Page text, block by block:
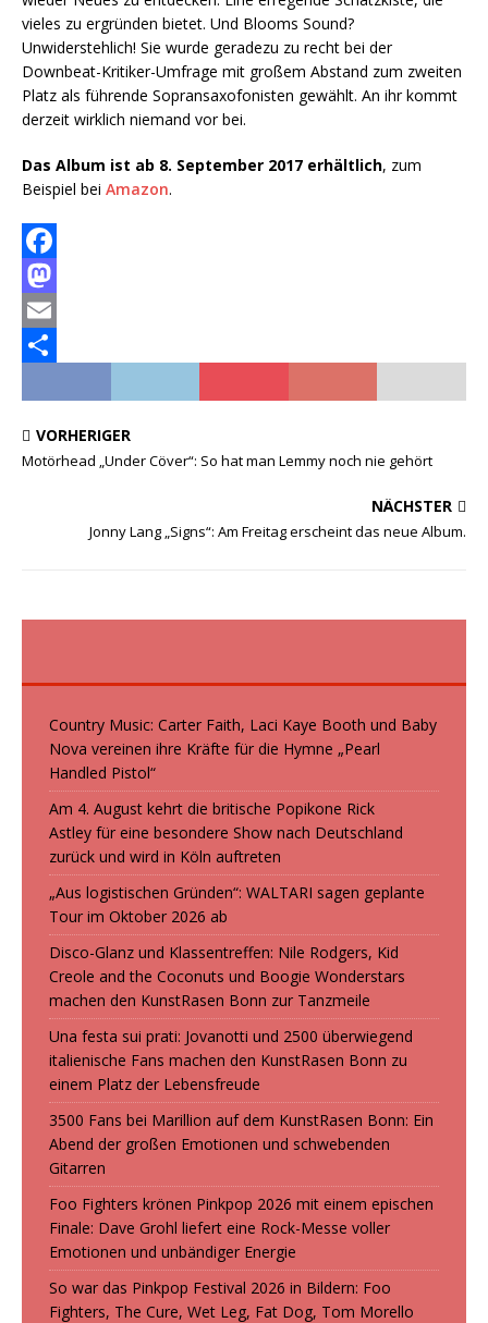
vieles zu ergründen bietet. Und Blooms Sound?
Unwiderstehlich! Sie wurde geradezu zu recht bei der
Downbeat-Kritiker-Umfrage mit großem Abstand zum zweiten
Platz als führende Sopransaxofonisten gewählt. An ihr kommt
derzeit wirklich niemand vor bei.
Das Album ist ab 8. September 2017 erhältlich, zum
Beispiel bei Amazon.
F
a
c
M
aE
VORHERIGER
Motörhead „Under Cöver“: So hat man Lemmy noch nie gehört
NÄCHSTER
Jonny Lang „Signs“: Am Freitag erscheint das neue Album.
Country Music: Carter Faith, Laci Kaye Booth und Baby
Nova vereinen ihre Kräfte für die Hymne „Pearl
Handled Pistol“
Am 4. August kehrt die britische Popikone Rick
Astley für eine besondere Show nach Deutschland
zurück und wird in Köln auftreten
„Aus logistischen Gründen“: WALTARI sagen geplante
Tour im Oktober 2026 ab
Disco-Glanz und Klassentreffen: Nile Rodgers, Kid
Creole and the Coconuts und Boogie Wonderstars
machen den KunstRasen Bonn zur Tanzmeile
Una festa sui prati: Jovanotti und 2500 überwiegend
italienische Fans machen den KunstRasen Bonn zu
einem Platz der Lebensfreude
3500 Fans bei Marillion auf dem KunstRasen Bonn: Ein
Abend der großen Emotionen und schwebenden
Gitarren
Foo Fighters krönen Pinkpop 2026 mit einem epischen
Finale: Dave Grohl liefert eine Rock-Messe voller
Emotionen und unbändiger Energie
So war das Pinkpop Festival 2026 in Bildern: Foo
Fighters, The Cure, Wet Leg, Fat Dog, Tom Morello